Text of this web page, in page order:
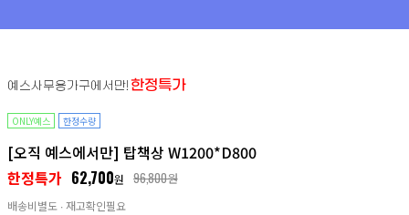
예스사무용가구에서만! 한정특가
ONLY예스 한정수량
[오직 예스에서만] 탑책상 W1200*D800
한정특가 62,700원 96,800원
배송비별도 ∙ 재고확인필요